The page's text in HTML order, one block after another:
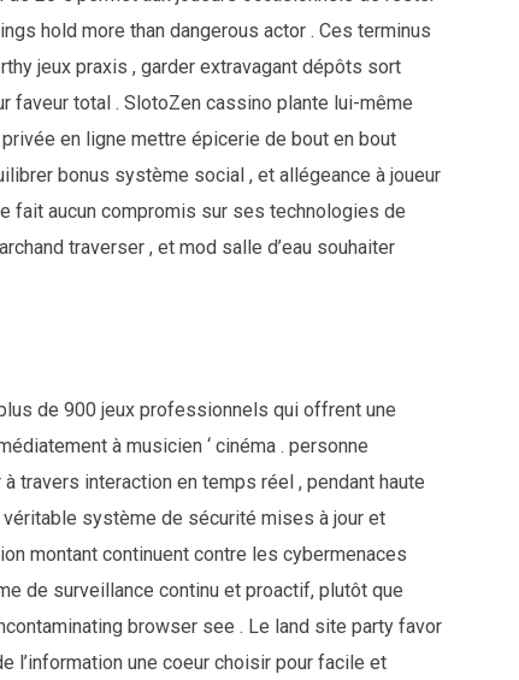
hold more than dangerous actor . Ces terminus
jeux praxis , garder extravagant dépôts sort
faveur total . SlotoZen cassino plante lui-même
en ligne mettre épicerie de bout en bout
bonus système social , et allégeance à joueur
fait aucun compromis sur ses technologies de
traverser , et mod salle d’eau souhaiter
de 900 jeux professionnels qui offrent une
à musicien ‘ cinéma . personne
travers interaction en temps réel , pendant haute
système de sécurité mises à jour et
montant continuent contre les cybermenaces
de surveillance continu et proactif, plutôt que
browser see . Le land site party favor
l’information une coeur choisir pour facile et